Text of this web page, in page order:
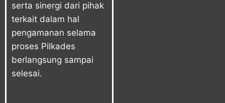
serta sinergi dari pihak
terkait dalam hal
pengamanan selama
proses Pilkades
berlangsung sampai
selesai.